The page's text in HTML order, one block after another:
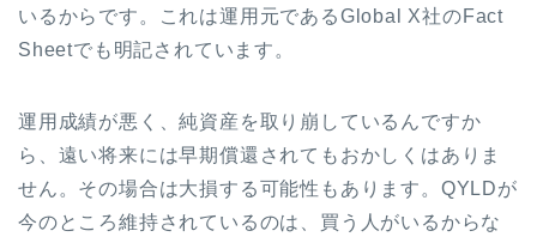
いるからです。これは運用元であるGlobal X社のFact
Sheetでも明記されています。
運用成績が悪く、純資産を取り崩しているんですか
ら、遠い将来には早期償還されてもおかしくはありま
せん。その場合は大損する可能性もあります。QYLDが
今のところ維持されているのは、買う人がいるからな